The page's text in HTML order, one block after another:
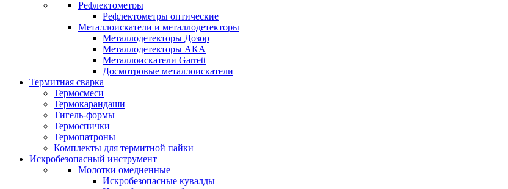
Рефлектометры
Рефлектометры оптические
Металлоискатели и металлодетекторы
Металлодетекторы Дозор
Металлодетекторы АКА
Металлоискатели Garrett
Досмотровые металлоискатели
Термитная сварка
Термосмеси
Термокарандаши
Тигель-формы
Термоспички
Термопатроны
Комплекты для термитной пайки
Искробезопасный инструмент
Молотки омедненные
Искробезопасные кувалды